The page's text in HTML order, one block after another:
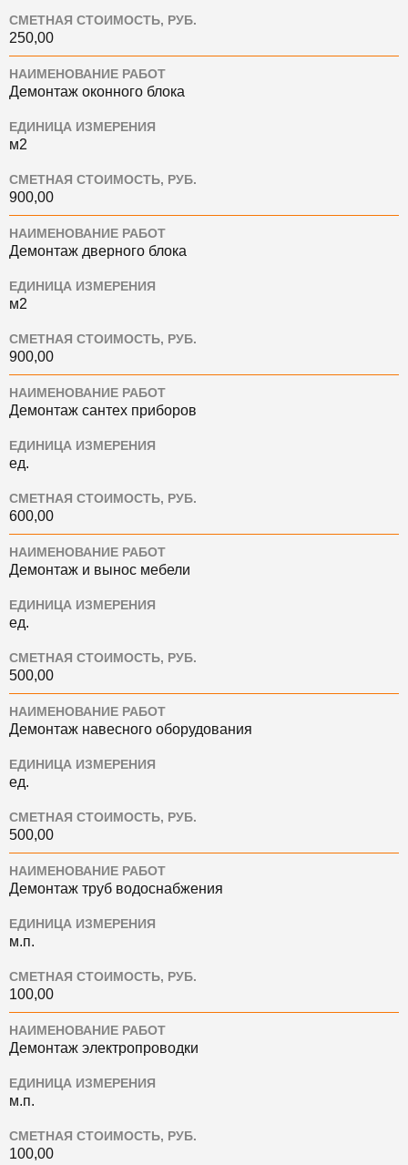
СМЕТНАЯ СТОИМОСТЬ, РУБ.
250,00
НАИМЕНОВАНИЕ РАБОТ
Демонтаж оконного блока
ЕДИНИЦА ИЗМЕРЕНИЯ
м2
СМЕТНАЯ СТОИМОСТЬ, РУБ.
900,00
НАИМЕНОВАНИЕ РАБОТ
Демонтаж дверного блока
ЕДИНИЦА ИЗМЕРЕНИЯ
м2
СМЕТНАЯ СТОИМОСТЬ, РУБ.
900,00
НАИМЕНОВАНИЕ РАБОТ
Демонтаж сантех приборов
ЕДИНИЦА ИЗМЕРЕНИЯ
ед.
СМЕТНАЯ СТОИМОСТЬ, РУБ.
600,00
НАИМЕНОВАНИЕ РАБОТ
Демонтаж и вынос мебели
ЕДИНИЦА ИЗМЕРЕНИЯ
ед.
СМЕТНАЯ СТОИМОСТЬ, РУБ.
500,00
НАИМЕНОВАНИЕ РАБОТ
Демонтаж навесного оборудования
ЕДИНИЦА ИЗМЕРЕНИЯ
ед.
СМЕТНАЯ СТОИМОСТЬ, РУБ.
500,00
НАИМЕНОВАНИЕ РАБОТ
Демонтаж труб водоснабжения
ЕДИНИЦА ИЗМЕРЕНИЯ
м.п.
СМЕТНАЯ СТОИМОСТЬ, РУБ.
100,00
НАИМЕНОВАНИЕ РАБОТ
Демонтаж электропроводки
ЕДИНИЦА ИЗМЕРЕНИЯ
м.п.
СМЕТНАЯ СТОИМОСТЬ, РУБ.
100,00